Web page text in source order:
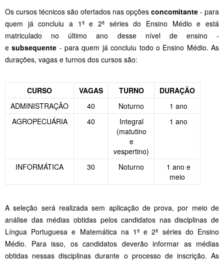
Os cursos técnicos são ofertados nas opções concomitante - para
quem já concluiu a 1ª e 2ª séries do Ensino Médio e está
matriculado no último ano desse nível de ensino -
esubsequente - para quem já concluiu todo o Ensino Médio. As
durações, vagas e turnos dos cursos são:
CURSO VAGAS TURNO
DURAÇÃO
ADMINISTRAÇÃO
40 Noturno
1 ano
AGROPECUÁRIA
40
Integral
(matutino
e
vespertino)
1 ano
INFORMÁTICA 30 Noturno
1 ano e
meio
A seleção será realizada sem aplicação de prova, por meio de
análise das médias obtidas pelos candidatos nas disciplinas de
Língua Portuguesa e Matemática na 1ª e 2ª séries do Ensino
Médio. Para isso, os candidatos deverão informar as médias
obtidas nessas disciplinas durante o processo de inscrição. As